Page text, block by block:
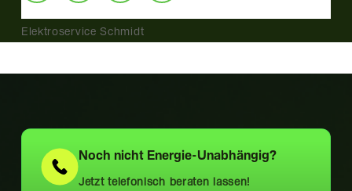
Elektroservice Schmidt
Noch nicht Energie-Unabhängig?
Jetzt telefonisch beraten lassen!